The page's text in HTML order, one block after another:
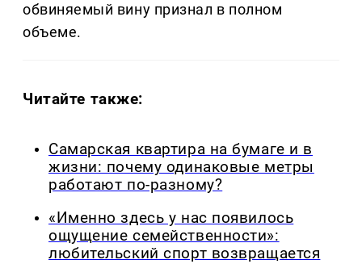
обвиняемый вину признал в полном
объеме.
Читайте также:
Самарская квартира на бумаге и в
жизни: почему одинаковые метры
работают по-разному?
«Именно здесь у нас появилось
ощущение семейственности»:
любительский спорт возвращается